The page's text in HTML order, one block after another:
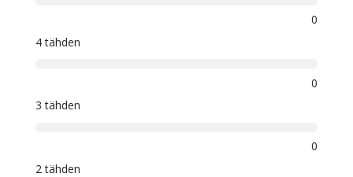
0
4 tähden
0
3 tähden
0
2 tähden